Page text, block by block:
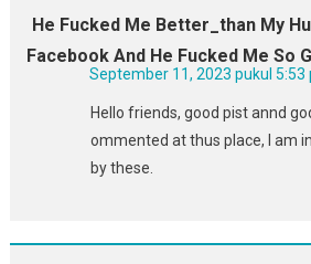
He Fucked Me Better_than My
Facebook And He Fucked Me So
September 11, 2023 pukul 5:53
Hello friends, good pist annd
ommented at thus place, I am
by these.